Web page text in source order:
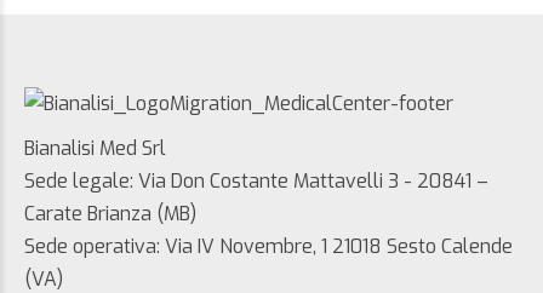
Bianalisi Med Srl
Sede legale: Via Don Costante Mattavelli 3 - 20841 –
Carate Brianza (MB)
Sede operativa: Via IV Novembre, 1 21018 Sesto Calende
(VA)